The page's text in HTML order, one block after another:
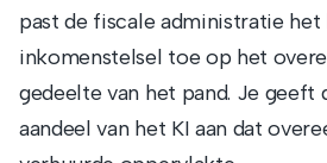
past de fiscale administratie het
inkomenstelsel toe op het
gedeelte van het pand. Je geeft
aandeel van het KI aan dat